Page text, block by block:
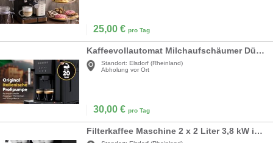
25,00 € pro Tag
Kaffeevollautomat Milchaufschäumer Düse für Cappuccino Kegelmahlwerk mit Vorwärmfunktion für Tassen
Standort: Elsdorf (Rheinland)
Abholung vor Ort
30,00 € pro Tag
Filterkaffee Maschine 2 x 2 Liter 3,8 kW inkl. 2 Isolierkannen große Kapazität Filterkaffeemaschine